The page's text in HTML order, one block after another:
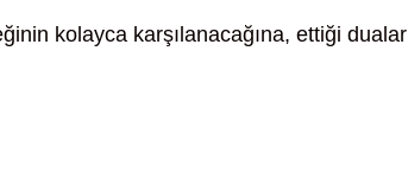
kolayca karşılanacağına, ettiği dualar